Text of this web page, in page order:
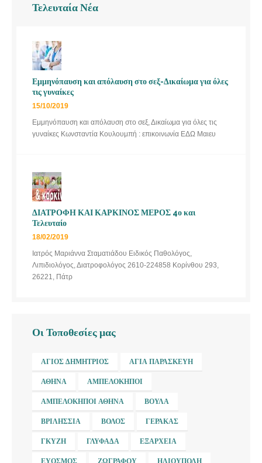
Τελευταία Νέα
Εμμηνόπαυση και απόλαυση στο σεξ-Δικαίωμα για όλες
τις γυναίκες
15/10/2019
Εμμηνόπαυση και απόλαυση στο σεξ, Δικαίωμα για όλες τις
γυναίκες Κωνσταντία Κουλουμπή : επικοινωνία ΕΔΩ Μαιευ
ΔΙΑΤΡΟΦΗ ΚΑΙ ΚΑΡΚΙΝΟΣ ΜΕΡΟΣ 4ο και
Τελευταίο
18/02/2019
Ιατρός Μαριάννα Σταματιάδου Ειδικός Παθολόγος,
Λιπιδιολόγος, Διατροφολόγος 2610-224858 Κορίνθου 293,
26221, Πάτρ
Οι Τοποθεσίες μας
ΆΓΙΟΣ ΔΗΜΉΤΡΙΟΣ ΑΓΊΑ ΠΑΡΑΣΚΕΥΉ
ΑΘΉΝΑ ΑΜΠΕΛΌΚΗΠΟΙ
ΑΜΠΕΛΌΚΗΠΟΙ ΑΘΉΝΑ ΒΟΎΛΑ
ΒΡΙΛΉΣΣΙΑ ΒΌΛΟΣ ΓΈΡΑΚΑΣ
ΓΚΎΖΗ ΓΛΥΦΆΔΑ ΕΞΆΡΧΕΙΑ
ΕΎΟΣΜΟΣ ΖΩΓΡΆΦΟΥ ΗΛΙΟΎΠΟΛΗ